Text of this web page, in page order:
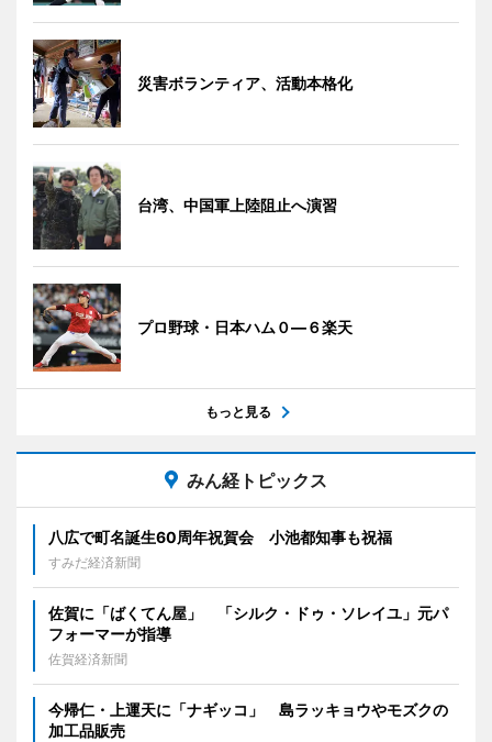
災害ボランティア、活動本格化
台湾、中国軍上陸阻止へ演習
プロ野球・日本ハム０―６楽天
もっと見る
みん経トピックス
八広で町名誕生60周年祝賀会 小池都知事も祝福
すみだ経済新聞
佐賀に「ばくてん屋」 「シルク・ドゥ・ソレイユ」元パ
フォーマーが指導
佐賀経済新聞
今帰仁・上運天に「ナギッコ」 島ラッキョウやモズクの
加工品販売